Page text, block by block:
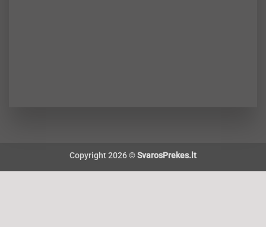
Copyright 2026 ©SvarosPrekes.lt